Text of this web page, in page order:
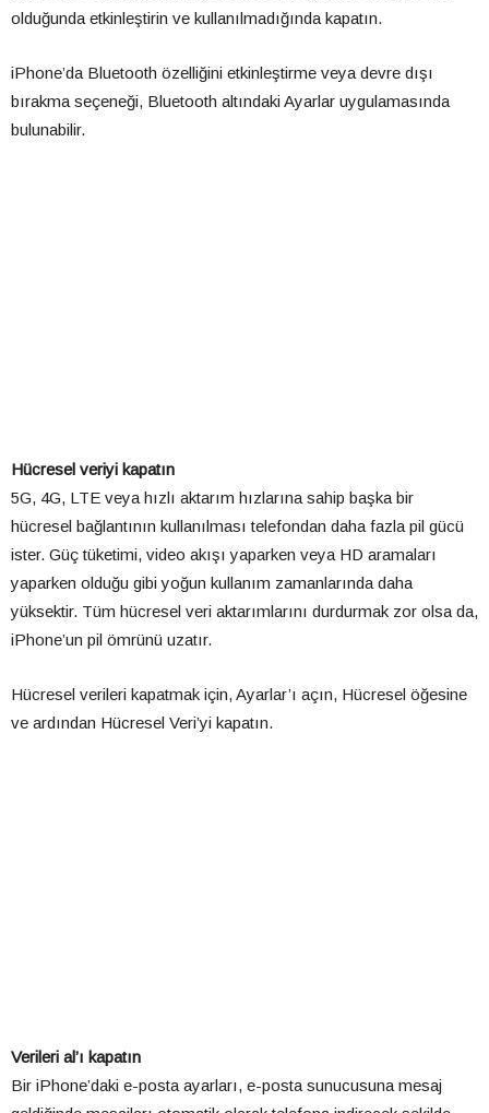
olduğunda etkinleştirin ve kullanılmadığında kapatın.
iPhone’da Bluetooth özelliğini etkinleştirme veya devre dışı
bırakma seçeneği, Bluetooth altındaki Ayarlar uygulamasında
bulunabilir.
Hücresel veriyi kapatın
5G, 4G, LTE veya hızlı aktarım hızlarına sahip başka bir
hücresel bağlantının kullanılması telefondan daha fazla pil gücü
ister. Güç tüketimi, video akışı yaparken veya HD aramaları
yaparken olduğu gibi yoğun kullanım zamanlarında daha
yüksektir. Tüm hücresel veri aktarımlarını durdurmak zor olsa da,
iPhone’un pil ömrünü uzatır.
Hücresel verileri kapatmak için, Ayarlar’ı açın, Hücresel öğesine
ve ardından Hücresel Veri’yi kapatın.
Verileri al’ı kapatın
Bir iPhone’daki e-posta ayarları, e-posta sunucusuna mesaj